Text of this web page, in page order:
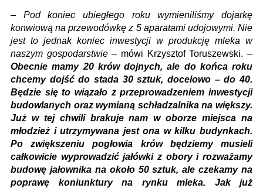
– Pod koniec ubiegłego roku wymieniliśmy dojarkę
konwiową na przewodówkę z 5 aparatami udojowymi. Nie
jest to jednak koniec inwestycji w produkcję mleka w
naszym gospodarstwie– mówi Krzysztof Toruszewski. –
Obecnie mamy 20 krów dojnych, ale do końca roku
chcemy dojść do stada 30 sztuk, docelowo – do 40.
Będzie się to wiązało z przeprowadzeniem inwestycji
budowlanych oraz wymianą schładzalnika na większy.
Już w tej chwili brakuje nam w oborze miejsca na
młodzież i utrzymywana jest ona w kilku budynkach.
Po zwiększeniu pogłowia krów będziemy musieli
całkowicie wyprowadzić jałówki z obory i rozważamy
budowę jałownika na około 50 sztuk, ale czekamy na
poprawę koniunktury na rynku mleka. Jak już